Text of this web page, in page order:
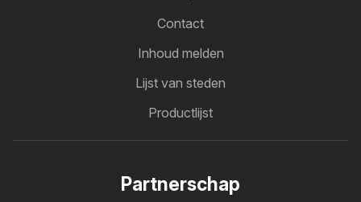
Contact
Inhoud melden
Lijst van steden
Productlijst
Partnerschap